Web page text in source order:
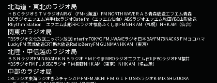
北海道・東北のラジオ局
ＨＢＣラジオＳＴＶラジオAIR-G'（FM北海道） FM NORTH WAVEＲＡＢ青森放送エフエム青森
IBCラジオエフエム岩手tbcラジオDate fm（エフエム仙台） ABSラジオエフエム秋田YBC山形放送
Rhythm Station エフエム山形RFCラジオ福島ふくしまFMNHK AM（札幌） NHK AM（仙台）
関東のラジオ局
TBSラジオ文化放送ニッポン放送interfmTOKYO FMJ-WAVEラジオ日本BAYFM78NACK5 ＦＭヨコハマ
LuckyFM 茨城放送CRT栃木放送RadioBerryFM GUNMANHK AM（東京）
北陸・甲信越のラジオ局
ＢＳＮラジオFM NIIGATAＫＮＢラジオ ＦＭとやまMROラジオエフエム石川FBCラジオFM福井
YBSラジオFM FUJISBCラジオ ＦＭ長野NHK AM（東京） NHK AM（名古屋）
中部のラジオ局
CBCラジオ東海ラジオぎふチャンZIP-FMFM AICHI ＦＭ ＧＩＦＵ SBSラジオK-MIX SHIZUOKA